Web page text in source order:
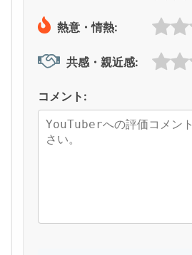
熱意・情熱:
共感・親近感:
コメント: